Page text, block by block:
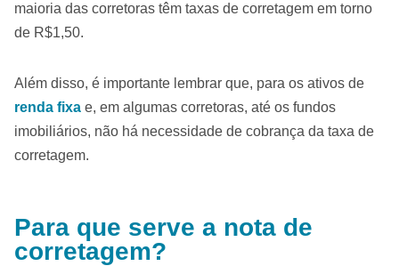
maioria das corretoras têm taxas de corretagem em torno
de R$1,50.
Além disso, é importante lembrar que, para os ativos de
renda fixa e, em algumas corretoras, até os fundos
imobiliários, não há necessidade de cobrança da taxa de
corretagem.
Para que serve a nota de
corretagem?